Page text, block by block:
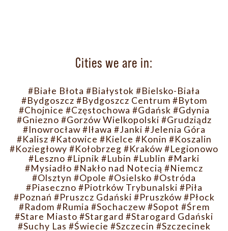
Cities we are in:
#Białe Błota #Białystok #Bielsko-Biała
#Bydgoszcz #Bydgoszcz Centrum #Bytom
#Chojnice #Częstochowa #Gdańsk #Gdynia
#Gniezno #Gorzów Wielkopolski #Grudziądz
#Inowrocław #Iława #Janki #Jelenia Góra
#Kalisz #Katowice #Kielce #Konin #Koszalin
#Koziegłowy #Kołobrzeg #Kraków#Legionowo
#Leszno #Lipnik #Lubin #Lublin #Marki
#Mysiadło #Nakło nad Notecią #Niemcz
#Olsztyn #Opole #Osielsko #Ostróda
#Piaseczno #Piotrków Trybunalski #Piła
#Poznań #Pruszcz Gdański #Pruszków #Płock
#Radom #Rumia #Sochaczew #Sopot #Śrem
#Stare Miasto #Stargard #Starogard Gdański
#Suchy Las #Świecie #Szczecin #Szczecinek